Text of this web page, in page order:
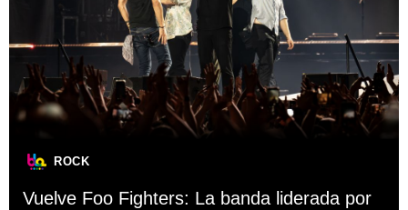
ROCK
Vuelve Foo Fighters: La banda liderada por